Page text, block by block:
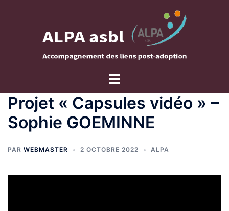
Ouvrir/fermer
menu
Projet « Capsules vidéo » –
Sophie GOEMINNE
PAR WEBMASTER 2 OCTOBRE 2022 ALPA